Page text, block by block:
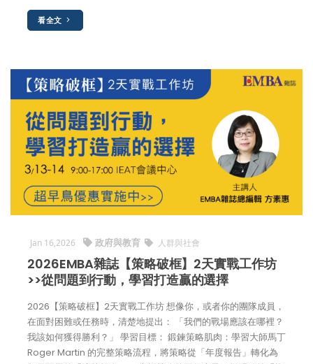
看全文
Jan 16,2026 政府與教育 人群與社會
2026EMBA雜誌【策略破框】2天實戰工作坊
>>從問題到行動，學習打造贏的選擇
2026【策略破框】2天實戰工作坊 想像你，或者你的團隊成員，
在面對困難或任務時，清楚地提出： 「我們的戰場應該在哪裡？
我該如何獲得勝利？」 學習目標： 鍛鍊策略肌肉：學習大師馬丁
Roger Martin 的完整策略流程，將策略從「年度報告」轉化為